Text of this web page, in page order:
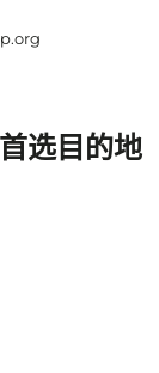
选目的地